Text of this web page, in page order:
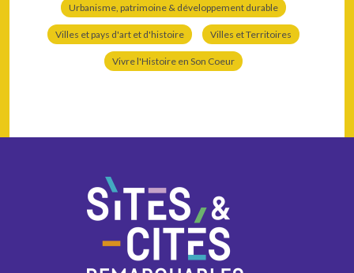
Urbanisme, patrimoine & développement durable
Villes et pays d'art et d'histoire Villes et Territoires
Vivre l'Histoire en Son Coeur